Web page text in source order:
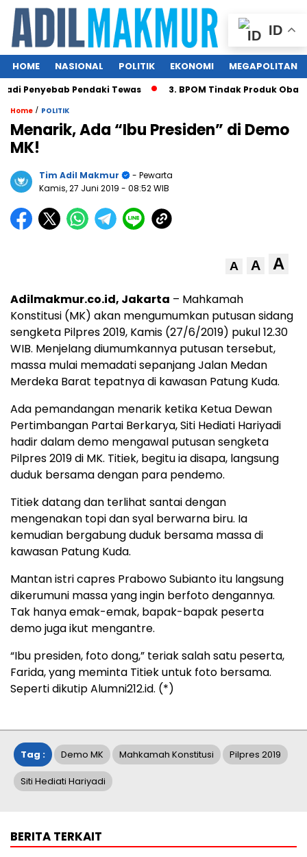
HOME NASIONAL POLITIK EKONOMI MEGAPOLITAN
Penyebab Pendaki Tewas 3. BPOM Tindak Produk Obat
Home / POLITIK
Menarik, Ada “Ibu Presiden” di Demo
MK!
Tim Adil Makmur
- Pewarta
Kamis, 27 Juni 2019 - 08:52 WIB
A A A
Adilmakmur.co.id, Jakarta – Mahkamah
Konstitusi (MK) akan mengumumkan putusan sidang
sengketa Pilpres 2019, Kamis (27/6/2019) pukul 12.30
WIB. Menjelang diumumkannya putusan tersebut,
massa mulai memadati sepanjang Jalan Medan
Merdeka Barat tepatnya di kawasan Patung Kuda.
Ada pemandangan menarik ketika Ketua Dewan
Pertimbangan Partai Berkarya, Siti Hediati Hariyadi
hadir dalam demo mengawal putusan sengketa
Pilpres 2019 di MK. Titiek, begitu ia disapa, langsung
duduk bersama dengan para pendemo.
Titiek datang dan terlihat santai dengan
mengenakan topi dan syal berwarna biru. Ia
kemudian bergabung duduk bersama massa di
kawasan Patung Kuda.
Mantan istri capres Prabowo Subianto itu langsung
dikerumuni massa yang ingin berfoto dengannya.
Tak hanya emak-emak, bapak-bapak peserta
demo juga ikut mengantre.
“Ibu presiden, foto dong,” teriak salah satu peserta,
Farida, yang meminta Titiek untuk foto bersama.
Seperti dikutip Alumni212.id. (*)
Tag : Demo MK Mahkamah Konstitusi Pilpres 2019
Siti Hediati Hariyadi
BERITA TERKAIT
ID